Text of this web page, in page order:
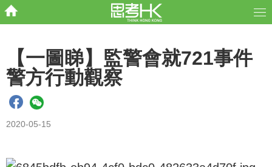
【一圖睇】監警會就721事件
警方行動觀察
2020-05-15